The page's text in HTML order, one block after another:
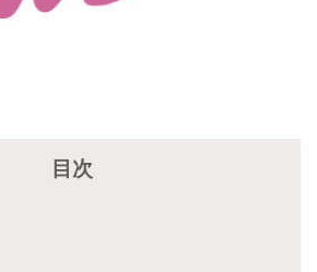
目次